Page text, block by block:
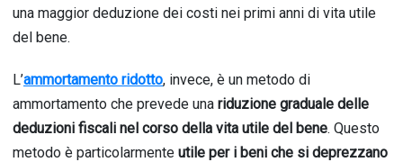
una maggior deduzione dei costi nei primi anni di vita utile
del bene.
L’ammortamento ridotto, invece, è un metodo di
ammortamento che prevede una riduzione graduale delle
deduzioni fiscali nel corso della vita utile del bene. Questo
metodo è particolarmente utile per i beni che si deprezzano